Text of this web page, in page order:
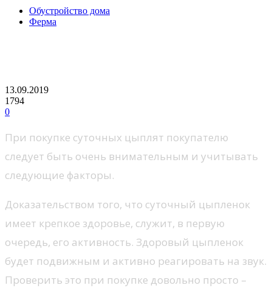
Обустройство дома
Ферма
13.09.2019
1794
0
При покупке суточных цыплят покупателю
следует быть очень внимательным и учитывать
следующие факторы.
Доказательством того, что суточный цыпленок
имеет крепкое здоровье, служит, в первую
очередь, его активность. Здоровый цыпленок
будет подвижным и активно реагировать на звук.
Проверить это при покупке довольно просто –